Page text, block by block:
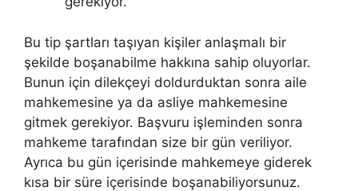
Bu tip şartları taşıyan kişiler anlaşmalı bir
şekilde boşanabilme hakkına sahip oluyorlar.
Bunun için dilekçeyi doldurduktan sonra aile
mahkemesine ya da asliye mahkemesine
gitmek gerekiyor. Başvuru işleminden sonra
mahkeme tarafından size bir gün veriliyor.
Ayrıca bu gün içerisinde mahkemeye giderek
kısa bir süre içerisinde boşanabiliyorsunuz.